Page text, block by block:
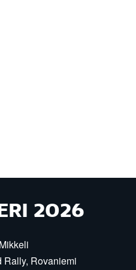
2026
Rovaniemi